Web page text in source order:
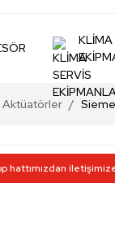
KLİMA
Aktüatörler
hattımızdan